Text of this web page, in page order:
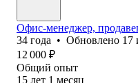
Офис-менеджер,
34 года • Обновлено 17
12 000 ₽
Общий опыт
15 лет 1 месяц